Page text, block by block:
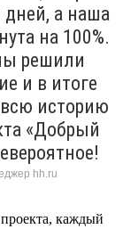
дней, а наша
на 100%.
решили
и в итоге
историю
«Добрый
hh.ru
каждый